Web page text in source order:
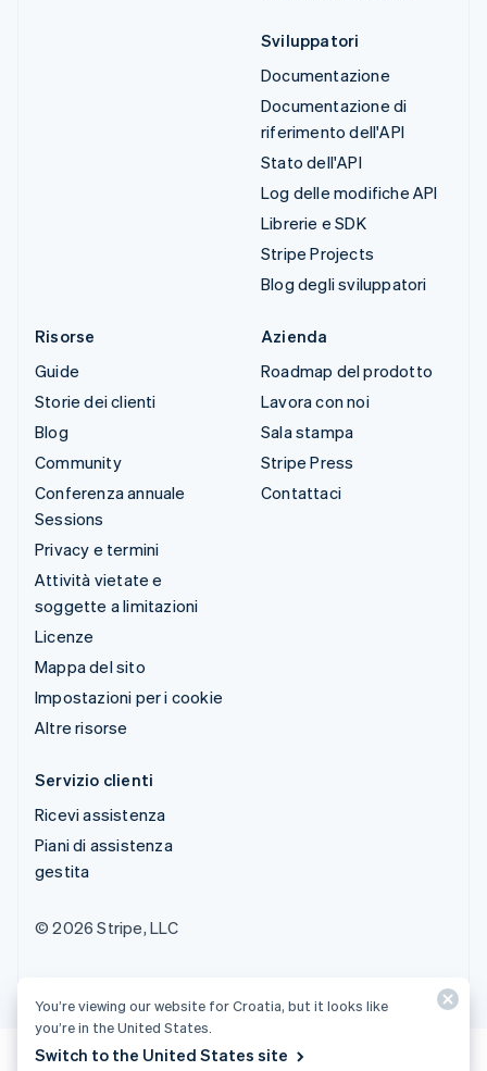
Sviluppatori
Documentazione
Documentazione di
riferimento dell'API
Stato dell'API
Log delle modifiche API
Librerie e SDK
Stripe Projects
Blog degli sviluppatori
Risorse
Guide
Storie dei clienti
Blog
Community
Conferenza annuale
Sessions
Privacy e termini
Attività vietate e
soggette a limitazioni
Licenze
Mappa del sito
Impostazioni per i cookie
Altre risorse
Azienda
Roadmap del prodotto
Lavora con noi
Sala stampa
Stripe Press
Contattaci
Servizio clienti
Ricevi assistenza
Piani di assistenza
gestita
© 2026 Stripe, LLC
You’re viewing our website for Croatia, but it looks like
you’re in the United States.
Switch to the United States site